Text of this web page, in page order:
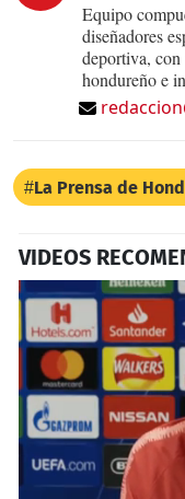
Equipo
diseñadores
deportiva,
hondureño e
La Prensa de
VIDEOS